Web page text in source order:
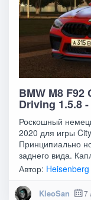
BMW M8 F92
Driving 1.5.8 -
Роскошный
2020 для игры
Принципиально
заднего вида.
Автор: Heisenberg
KleoSan 7